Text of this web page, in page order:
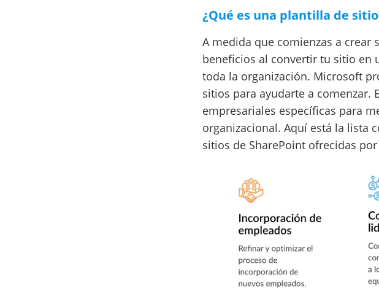
¿Qué es una plantilla de
A medida que comienzas a crear
beneficios al convertir tu sitio en
toda la organización. Microsoft
sitios para ayudarte a comenzar.
empresariales específicas para
organizacional. Aquí está la lista
sitios de SharePoint ofrecidas